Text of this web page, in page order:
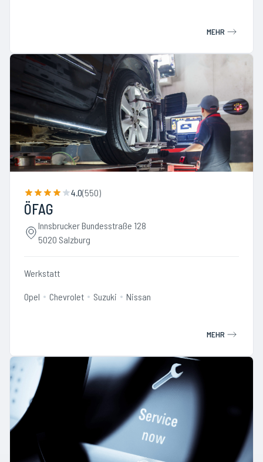
MEHR
4.0(550)
ÖFAG
Innsbrucker Bundesstraße 128
5020 Salzburg
Werkstatt
Opel Chevrolet Suzuki Nissan
MEHR